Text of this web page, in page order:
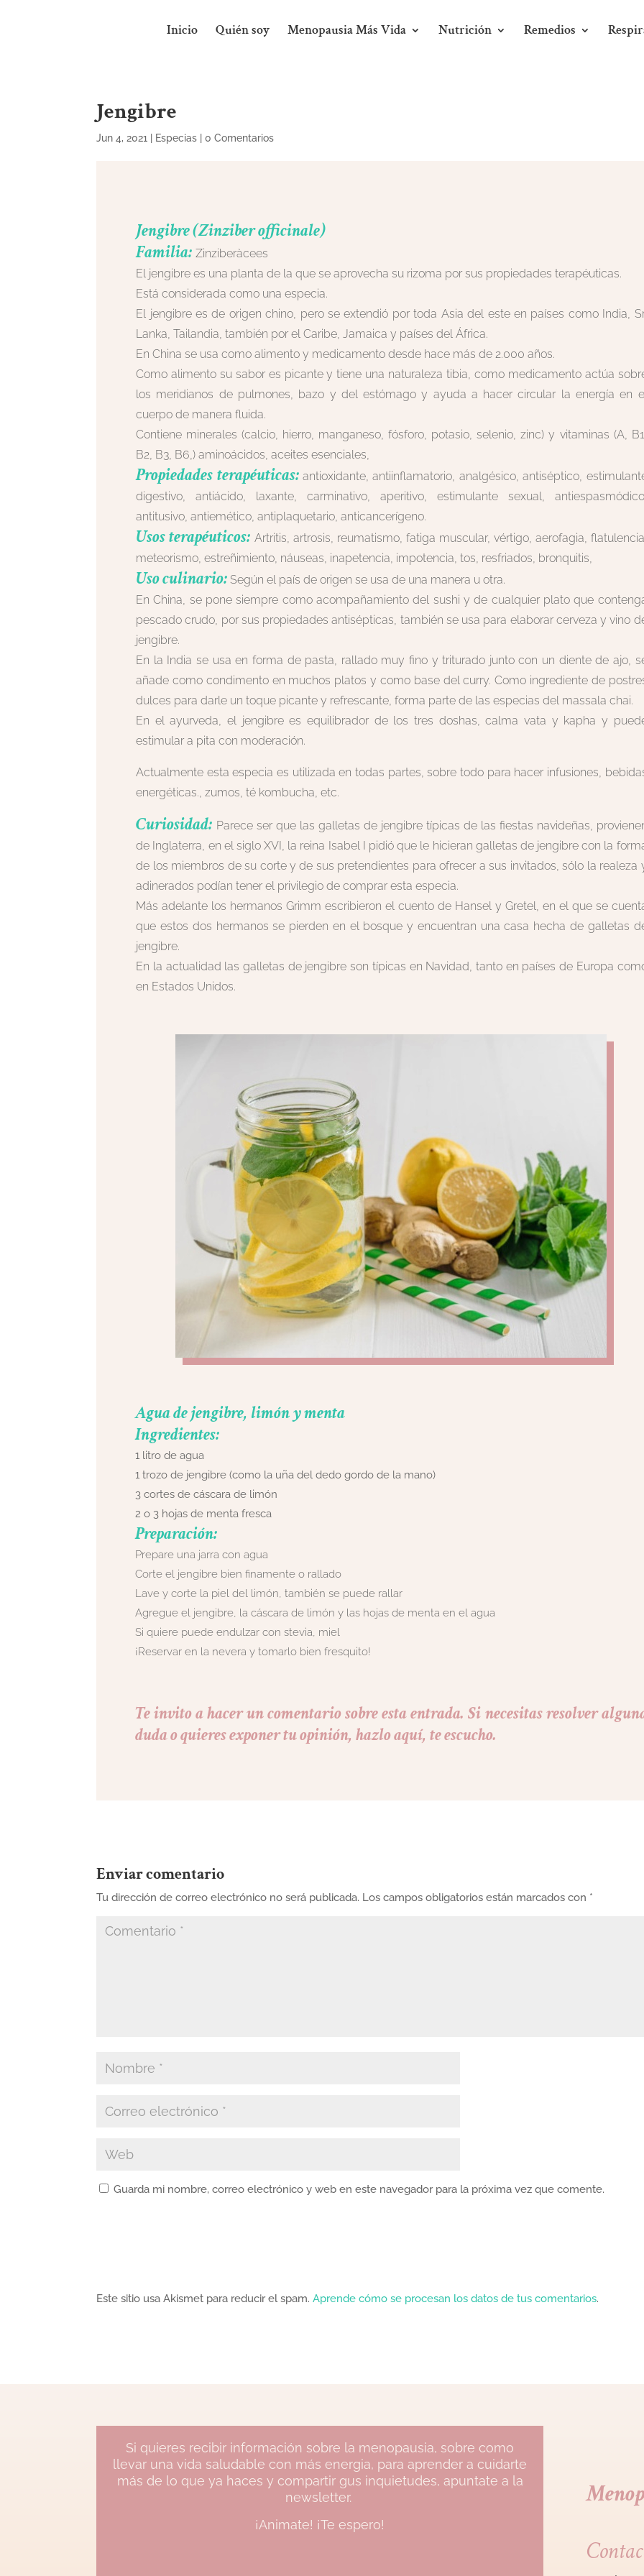
Inicio Quién soy Menopausia Más Vida Nutrición Remedios
Jengibre
Jun 4, 2021 Especias |0 Comentarios
Jengibre (Zinziber officinale)
Familia: Zinziberàcees
El jengibre es una planta de la que se aprovecha su rizoma por sus propiedades terapéuticas.
Está considerada como una especia.
El jengibre es de origen chino, pero se extendió por toda Asia del este en países como India,
Lanka, Tailandia, también por el Caribe, Jamaica y países del África.
En China se usa como alimento y medicamento desde hace más de 2.000 años.
Como alimento su sabor es picante y tiene una naturaleza tibia, como medicamento actúa
los meridianos de pulmones, bazo y del estómago y ayuda a hacer circular la energía en
cuerpo de manera fluida.
Contiene minerales (calcio, hierro, manganeso, fósforo, potasio, selenio, zinc) y vitaminas (A,
B2, B3, B6,) aminoácidos, aceites esenciales,
Propiedades terapéuticas:antioxidante, antiinflamatorio, analgésico, antiséptico,
digestivo, antiácido, laxante, carminativo, aperitivo, estimulante sexual,
antitusivo, antiemético, antiplaquetario, anticancerígeno.
Usos terapéuticos: Artritis, artrosis, reumatismo, fatiga muscular, vértigo, aerofagia,
meteorismo, estreñimiento, náuseas, inapetencia, impotencia, tos, resfriados, bronquitis,
Uso culinario: Según el país de origen se usa de una manera u otra.
En China, se pone siempre como acompañamiento del sushi y de cualquier plato que
pescado crudo, por sus propiedades antisépticas, también se usa para elaborar cerveza y vino
jengibre.
En la India se usa en forma de pasta, rallado muy fino y triturado junto con un diente de ajo,
añade como condimento en muchos platos y como base del curry. Como ingrediente de
dulces para darle un toque picante y refrescante, forma parte de las especias del massala chai.
En el ayurveda, el jengibre es equilibrador de los tres doshas, ​​calma vata y kapha y
estimular a pita con moderación.
Actualmente esta especia es utilizada en todas partes, sobre todo para hacer infusiones,
energéticas., zumos, té kombucha, etc.
Curiosidad: Parece ser que las galletas de jengibre típicas de las fiestas navideñas,
de Inglaterra, en el siglo XVI, la reina Isabel I pidió que le hicieran galletas de jengibre con la
de los miembros de su corte y de sus pretendientes para ofrecer a sus invitados, sólo la realeza
adinerados podían tener el privilegio de comprar esta especia.
Más adelante los hermanos Grimm escribieron el cuento de Hansel y Gretel, en el que se
que estos dos hermanos se pierden en el bosque y encuentran una casa hecha de galletas
jengibre.
En la actualidad las galletas de jengibre son típicas en Navidad, tanto en países de Europa
en Estados Unidos.
Agua de jengibre, limón y menta
Ingredientes:
1 litro de agua
1 trozo de jengibre (como la uña del dedo gordo de la mano)
3 cortes de cáscara de limón
2 o 3 hojas de menta fresca
Preparación:
Prepare una jarra con agua
Corte el jengibre bien finamente o rallado
Lave y corte la piel del limón, también se puede rallar
Agregue el jengibre, la cáscara de limón y las hojas de menta en el agua
Si quiere puede endulzar con stevia, miel
¡Reservar en la nevera y tomarlo bien fresquito!
Te invito a hacer un comentario sobre esta entrada. Si necesitas resolver
duda o quieres exponer tu opinión, hazlo aquí, te escucho.
Enviar comentario
Tu dirección de correo electrónico no será publicada. Los campos obligatorios están marcados con *
Guarda mi nombre, correo electrónico y web en este navegador para la próxima vez que comente.
Este sitio usa Akismet para reducir el spam.Aprende cómo se procesan los datos de tus comentarios.
Si quieres recibir información sobre la menopausia, sobre como
llevar una vida saludable con más energia, para aprender a cuidarte
más de lo que ya haces y compartir gus inquietudes, apuntate a la
newsletter.
¡Animate! ¡Te espero!